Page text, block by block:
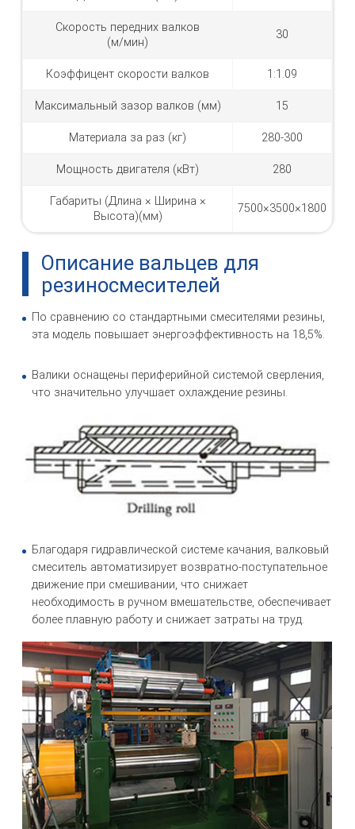
Скорость передних валков
(м/мин)
30
Коэффицент скорости валков 1:1.09
Максимальный зазор валков (мм) 15
Материала за раз (кг) 280-300
Мощность двигателя (кВт) 280
Габариты (Длина × Ширина ×
Высота)(мм)
7500×3500×1800
Описание вальцев для
резиносмесителей
По сравнению со стандартными смесителями резины,
эта модель повышает энергоэффективность на 18,5%.
Валики оснащены периферийной системой сверления,
что значительно улучшает охлаждение резины.
Благодаря гидравлической системе качания, валковый
смеситель автоматизирует возвратно-поступательное
движение при смешивании, что снижает
необходимость в ручном вмешательстве, обеспечивает
более плавную работу и снижает затраты на труд.